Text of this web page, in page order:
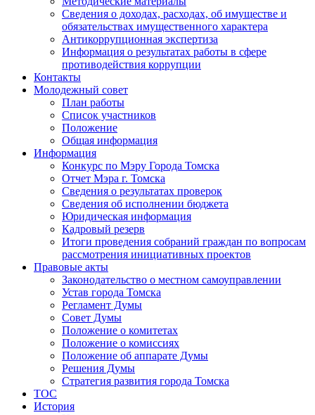
Сведения о доходах, расходах, об имуществе и
обязательствах имущественного характера
Антикоррупционная экспертиза
Информация о результатах работы в сфере
противодействия коррупции
Контакты
Молодежный совет
План работы
Список участников
Положение
Общая информация
Информация
Конкурс по Мэру Города Томска
Отчет Мэра г. Томска
Сведения о результатах проверок
Сведения об исполнении бюджета
Юридическая информация
Кадровый резерв
Итоги проведения собраний граждан по вопросам
рассмотрения инициативных проектов
Правовые акты
Законодательство о местном самоуправлении
Устав города Томска
Регламент Думы
Совет Думы
Положение о комитетах
Положение о комиссиях
Положение об аппарате Думы
Решения Думы
Стратегия развития города Томска
ТОС
История